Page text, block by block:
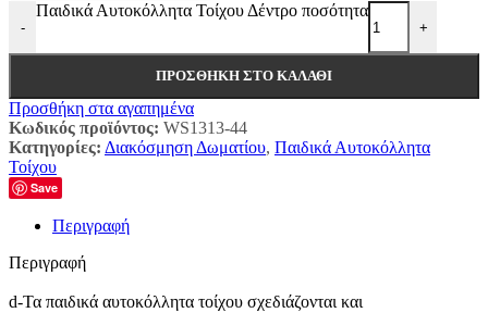
-
Παιδικά Αυτοκόλλητα Τοίχου Δέντρο ποσότητα
+
ΠΡΟΣΘΉΚΗ ΣΤΟ ΚΑΛΆΘΙ
Προσθήκη στα αγαπημένα
Κωδικός προϊόντος: WS1313-44
Κατηγορίες: Διακόσμηση Δωματίου, Παιδικά Αυτοκόλλητα
Τοίχου
Save
Περιγραφή
Περιγραφή
d-Τα παιδικά αυτοκόλλητα τοίχου σχεδιάζονται και